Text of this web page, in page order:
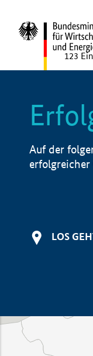
123
Auf der
LOS